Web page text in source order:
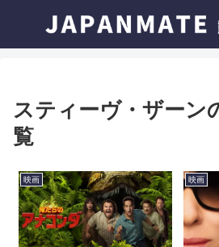
スティーヴ・ザーン
覧
映画 映画